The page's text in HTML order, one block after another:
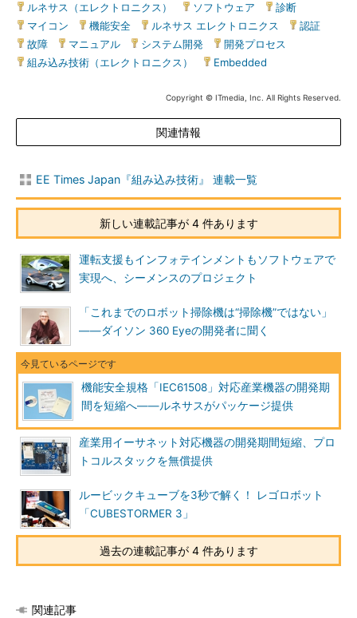
ルネサス（エレクトロニクス） ソフトウェア 診断
マイコン
機能安全 ルネサス エレクトロニクス 認証
故障
マニュアル システム開発 開発プロセス
組み込み技術（エレクトロニクス）
Embedded
Copyright © ITmedia, Inc. All Rights Reserved.
関連情報
EE Times Japan『組み込み技術』 連載一覧
新しい連載記事が 4 件あります
運転支援もインフォテインメントもソフトウェアで
実現へ、シーメンスのプロジェクト
「これまでのロボット掃除機は“掃除機”ではない」
――ダイソン 360 Eyeの開発者に聞く
機能安全規格「IEC61508」対応産業機器の開発期
間を短縮へ――ルネサスがパッケージ提供
産業用イーサネット対応機器の開発期間短縮、プロ
トコルスタックを無償提供
ルービックキューブを3秒で解く！ レゴロボット
「CUBESTORMER 3」
過去の連載記事が 4 件あります
関連記事